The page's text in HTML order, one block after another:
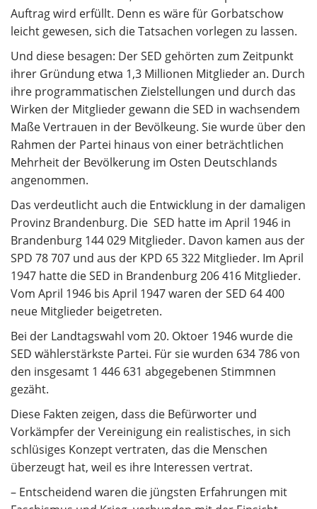
Auftrag wird erfüllt. Denn es wäre für Gorbatschow
leicht gewesen, sich die Tatsachen vorlegen zu lassen.
Und diese besagen: Der SED gehörten zum Zeitpunkt
ihrer Gründung etwa 1,3 Millionen Mitglieder an. Durch
ihre programmatischen Zielstellungen und durch das
Wirken der Mitglieder gewann die SED in wachsendem
Maße Vertrauen in der Bevölkeung. Sie wurde über den
Rahmen der Partei hinaus von einer beträchtlichen
Mehrheit der Bevölkerung im Osten Deutschlands
angenommen.
Das verdeutlicht auch die Entwicklung in der damaligen
Provinz Brandenburg. Die SED hatte im April 1946 in
Brandenburg 144 029 Mitglieder. Davon kamen aus der
SPD 78 707 und aus der KPD 65 322 Mitglieder. Im April
1947 hatte die SED in Brandenburg 206 416 Mitglieder.
Vom April 1946 bis April 1947 waren der SED 64 400
neue Mitglieder beigetreten.
Bei der Landtagswahl vom 20. Oktoer 1946 wurde die
SED wählerstärkste Partei. Für sie wurden 634 786 von
den insgesamt 1 446 631 abgegebenen Stimmnen
gezäht.
Diese Fakten zeigen, dass die Befürworter und
Vorkämpfer der Vereinigung ein realistisches, in sich
schlüsiges Konzept vertraten, das die Menschen
überzeugt hat, weil es ihre Interessen vertrat.
– Entscheidend waren die jüngsten Erfahrungen mit